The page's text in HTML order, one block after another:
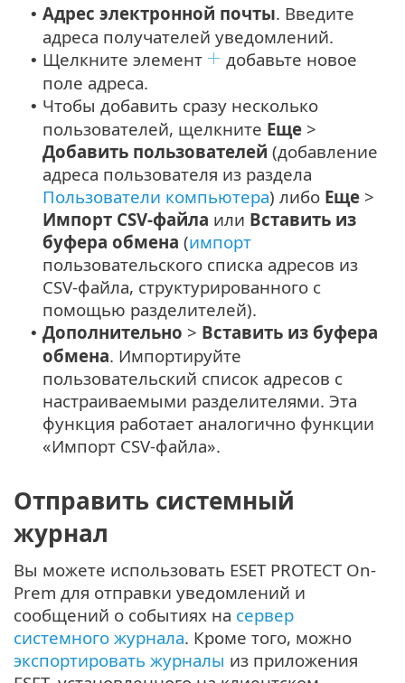
• Адрес электронной почты. Введите
адреса получателей уведомлений.
• Щелкните элемент
добавьте новое
поле адреса.
• Чтобы добавить сразу несколько
пользователей, щелкните Еще >
Добавить пользователей (добавление
адреса пользователя из раздела
Пользователи компьютера) либо Еще >
Импорт CSV-файла или Вставить из
буфера обмена (импорт
пользовательского списка адресов из
CSV-файла, структурированного с
помощью разделителей).
• Дополнительно > Вставить из буфера
обмена. Импортируйте
пользовательский список адресов с
настраиваемыми разделителями. Эта
функция работает аналогично функции
«Импорт CSV-файла».
Отправить cистемный
журнал
Вы можете использовать ESET PROTECT On-
Prem для отправки уведомлений и
сообщений о событиях на сервер
системного журнала. Кроме того, можно
экспортировать журналы из приложения